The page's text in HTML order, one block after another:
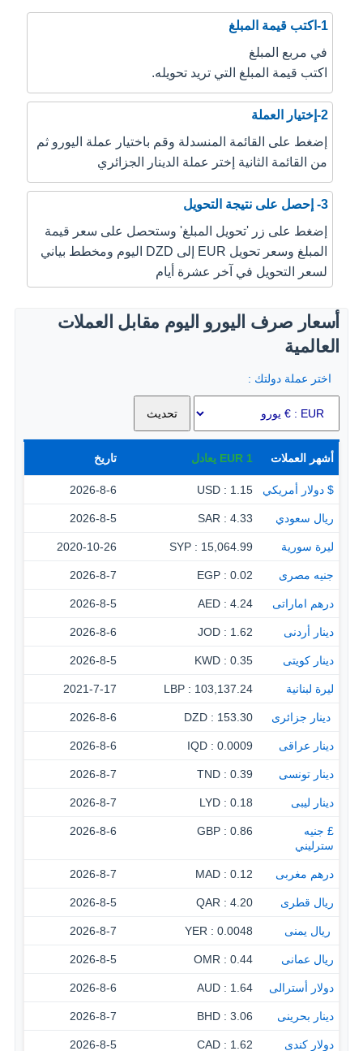
1-اكتب قيمة المبلغ
في مربع المبلغ
اكتب قيمة المبلغ التي تريد تحويله.
2-إختيار العملة
إضغط على القائمة المنسدلة وقم باختيار عملة اليورو ثم
من القائمة الثانية إختر عملة الدينار الجزائري
3- إحصل على نتيجة التحويل
إضغط على زر 'تحويل المبلغ' وستحصل على سعر قيمة
المبلغ وسعر تحويل EUR إلى DZD اليوم ومخطط بياني
لسعر التحويل في آخر عشرة أيام
أسعار صرف اليورو اليوم مقابل العملات
العالمية
اختر عملة دولتك :
أشهر العملات 1
EUR يعادل تاريخ
$ دولار أمريكي 1.15 : USD
2026-8-6
ريال سعودي 4.33 : SAR
2026-8-5
ليرة سورية 15,064.99 : SYP
2020-10-26
جنيه مصرى 0.02 : EGP
2026-8-7
درهم اماراتى 4.24 : AED
2026-8-5
دينار أردنى 1.62 : JOD
2026-8-6
دينار كويتى 0.35 : KWD
2026-8-5
ليرة لبنانية 103,137.24 : LBP
2021-7-17
‏ دينار جزائرى 153.30 : DZD
2026-8-6
دينار عراقى 0.0009 : IQD
2026-8-6
دينار تونسى 0.39 : TND
2026-8-7
دينار ليبى 0.18 : LYD
2026-8-7
£ جنيه
سترليني
0.86 : GBP
2026-8-6
درهم مغربى 0.12 : MAD
2026-8-7
ريال قطرى 4.20 : QAR
2026-8-5
‏ ريال يمنى 0.0048 : YER
2026-8-7
ريال عمانى 0.44 : OMR
2026-8-5
دولار أسترالى 1.64 : AUD
2026-8-6
دينار بحرينى 3.06 : BHD
2026-8-7
دولار كندى 1.62 : CAD
2026-8-5